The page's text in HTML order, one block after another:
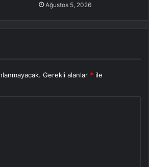
Ağustos 5, 2026
Gerekli alanlar * ile